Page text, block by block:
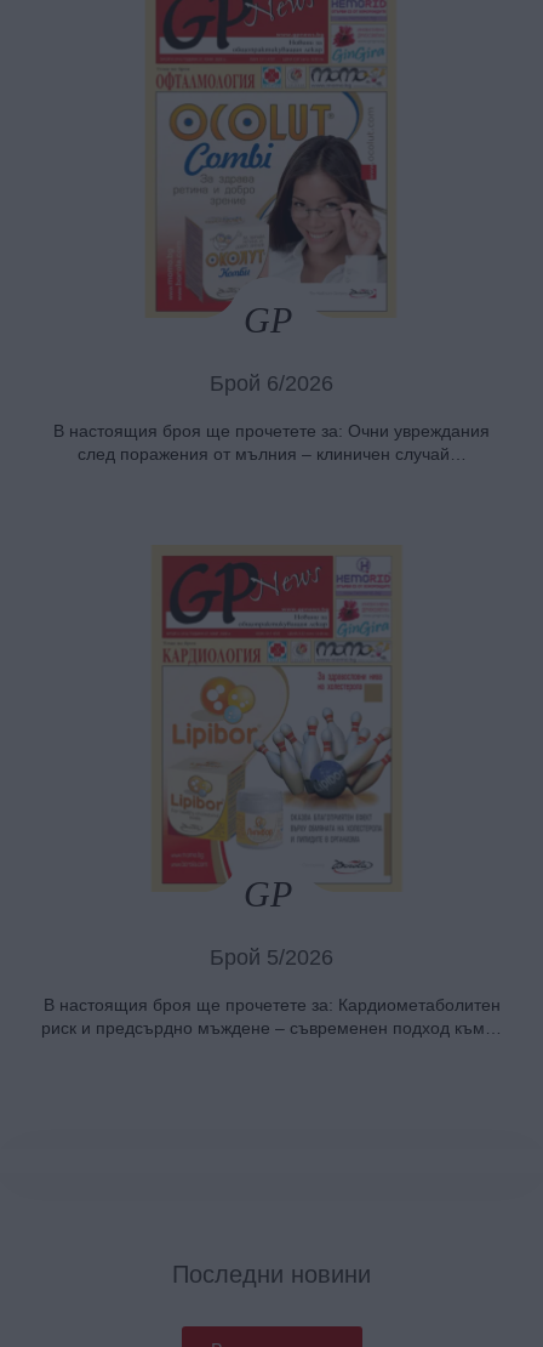
Брой 6/2026
В настоящия броя ще прочетете за: Очни увреждания
след поражения от мълния – клиничен случай…
Брой 5/2026
В настоящия броя ще прочетете за: Кардиометаболитен
риск и предсърдно мъждене – съвременен подход към…
Последни новини